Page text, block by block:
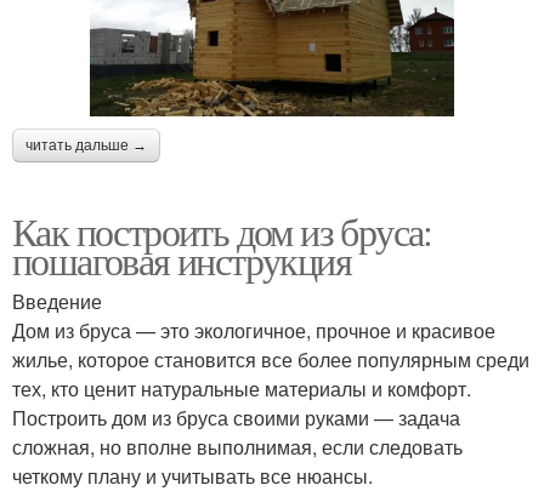
читать дальше →
Как построить дом из бруса:
пошаговая инструкция
Введение
Дом из бруса — это экологичное, прочное и красивое
жилье, которое становится все более популярным среди
тех, кто ценит натуральные материалы и комфорт.
Построить дом из бруса своими руками — задача
сложная, но вполне выполнимая, если следовать
четкому плану и учитывать все нюансы.